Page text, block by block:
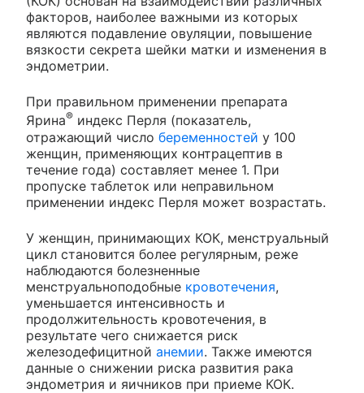
факторов, наиболее важными из которых
являются подавление овуляции, повышение
вязкости секрета шейки матки и изменения в
эндометрии.
При правильном применении препарата
Ярина® индекс Перля (показатель,
отражающий число беременностей у 100
женщин, применяющих контрацептив в
течение года) составляет менее 1. При
пропуске таблеток или неправильном
применении индекс Перля может возрастать.
У женщин, принимающих КОК, менструальный
цикл становится более регулярным, реже
наблюдаются болезненные
менструальноподобные кровотечения,
уменьшается интенсивность и
продолжительность кровотечения, в
результате чего снижается риск
железодефицитной анемии. Также имеются
данные о снижении риска развития рака
эндометрия и яичников при приеме КОК.